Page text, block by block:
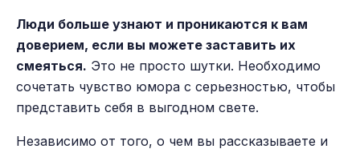
Люди больше узнают и проникаются к вам
доверием, если вы можете заставить их
смеяться. Это не просто шутки. Необходимо
сочетать чувство юмора с серьезностью, чтобы
представить себя в выгодном свете.
Независимо от того, о чем вы рассказываете и